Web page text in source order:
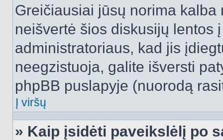
Greičiausiai jūsų norima
neišvertė šios diskusijų lentos
administratoriaus, kad jis
neegzistuoja, galite išversti
phpBB puslapyje (nuorodą
Į viršų
» Kaip įsidėti paveikslėlį po